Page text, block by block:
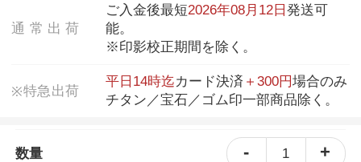
通 常 出 荷
ご入金後最短2026年08月12日発送可
能。
※印影校正期間を除く。
※特急出荷
平日14時迄カード決済 ＋300円場合のみ
チタン／宝石／ゴム印一部商品除く。
数量 - 1 +